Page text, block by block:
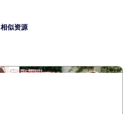
相似资源